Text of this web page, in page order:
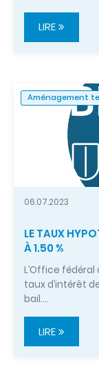
LIRE
Aménagement
06.07.2023
LE TAUX
À 1.50 %
L’Office fédéral
taux d’intérêt
bail.…
LIRE